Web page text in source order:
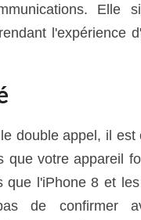
Elle
l'expérience
double appel, il
que votre appareil
l'iPhone 8 et
de confirmer